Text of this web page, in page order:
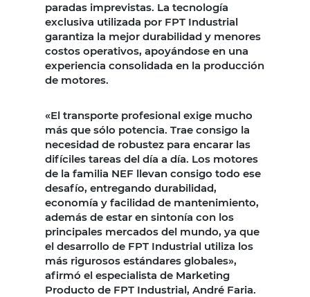
paradas imprevistas. La tecnología
exclusiva utilizada por FPT Industrial
garantiza la mejor durabilidad y menores
costos operativos, apoyándose en una
experiencia consolidada en la producción
de motores.
«El transporte profesional exige mucho
más que sólo potencia. Trae consigo la
necesidad de robustez para encarar las
difíciles tareas del día a día. Los motores
de la familia NEF llevan consigo todo ese
desafío, entregando durabilidad,
economía y facilidad de mantenimiento,
además de estar en sintonía con los
principales mercados del mundo, ya que
el desarrollo de FPT Industrial utiliza los
más rigurosos estándares globales»,
afirmó el especialista de Marketing
Producto de FPT Industrial, André Faria.